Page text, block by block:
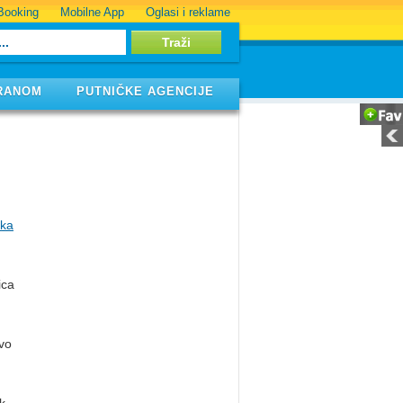
Mobilne App Oglasi i reklame
PUTNIČKE AGENCIJE